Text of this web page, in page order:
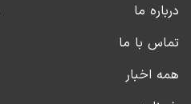
درباره ما
تماس با ما
همه اخبار